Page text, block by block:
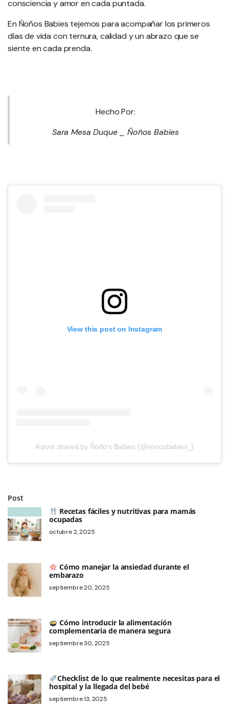
consciencia y amor en cada puntada.
En Ñoños Babies tejemos para acompañar los primeros
días de vida con ternura, calidad y un abrazo que se
siente en cada prenda.
Hecho Por:
Sara Mesa Duque _ Ñoños Babies
View this post on Instagram
A post shared by Ñoño's Babies (@nonosbabies_)
Post
Recetas fáciles y nutritivas para mamás
ocupadas
octubre 2, 2025
Cómo manejar la ansiedad durante el
embarazo
septiembre 20, 2025
Cómo introducir la alimentación
complementaria de manera segura
septiembre 30, 2025
Checklist de lo que realmente necesitas para el
hospital y la llegada del bebé
septiembre 13, 2025